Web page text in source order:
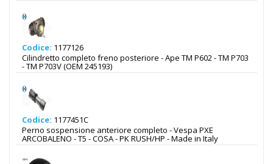
Codice: 1177126
Cilindretto completo freno posteriore - Ape TM P602 - TM P703
- TM P703V (OEM 245193)
Codice: 1177451C
Perno sospensione anteriore completo - Vespa PXE
ARCOBALENO - T5 - COSA - PK RUSH/HP - Made in Italy